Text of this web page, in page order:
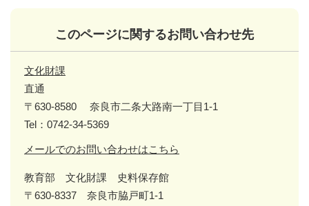
このページに関するお問い合わせ先
文化財課
直通
〒630-8580
奈良市二条大路南一丁目1-1
Tel：0742-34-5369
メールでのお問い合わせはこちら
教育部 文化財課 史料保存館
〒630-8337 奈良市脇戸町1-1